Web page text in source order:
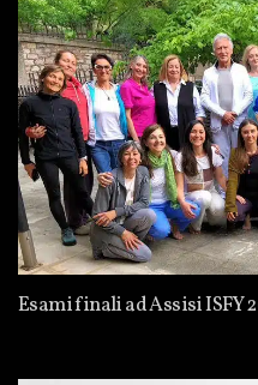
Esami finali ad Assisi ISFY